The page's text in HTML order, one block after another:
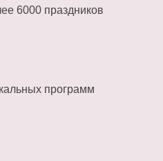
6000 праздников
программ